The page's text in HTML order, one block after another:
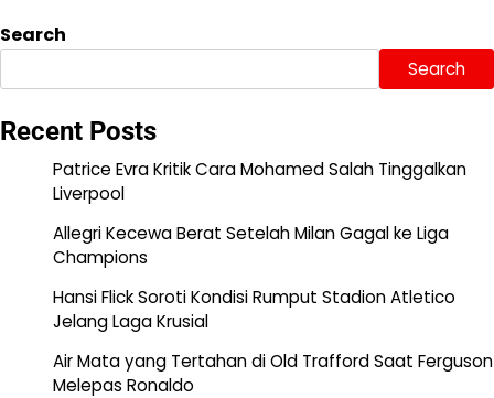
Search
Search
Recent Posts
Patrice Evra Kritik Cara Mohamed Salah Tinggalkan
Liverpool
Allegri Kecewa Berat Setelah Milan Gagal ke Liga
Champions
Hansi Flick Soroti Kondisi Rumput Stadion Atletico
Jelang Laga Krusial
Air Mata yang Tertahan di Old Trafford Saat Ferguson
Melepas Ronaldo